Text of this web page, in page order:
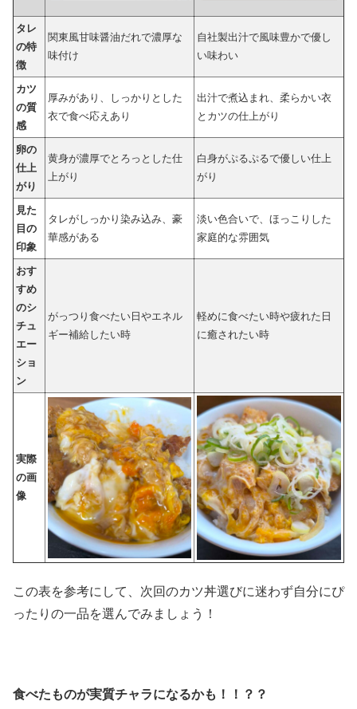
タレ
の特
徴
関東風甘味醤油だれで濃厚な
味付け
自社製出汁で風味豊かで優し
い味わい
カツ
の質
感
厚みがあり、しっかりとした
衣で食べ応えあり
出汁で煮込まれ、柔らかい衣
とカツの仕上がり
卵の
仕上
がり
黄身が濃厚でとろっとした仕
上がり
白身がぷるぷるで優しい仕上
がり
見た
目の
印象
タレがしっかり染み込み、豪
華感がある
淡い色合いで、ほっこりした
家庭的な雰囲気
おす
すめ
のシ
チュ
エー
ショ
ン
がっつり食べたい日やエネル
ギー補給したい時
軽めに食べたい時や疲れた日
に癒されたい時
実際
の画
像
この表を参考にして、次回のカツ丼選びに迷わず自分にぴ
ったりの一品を選んでみましょう！
食べたものが実質チャラになるかも！！？？